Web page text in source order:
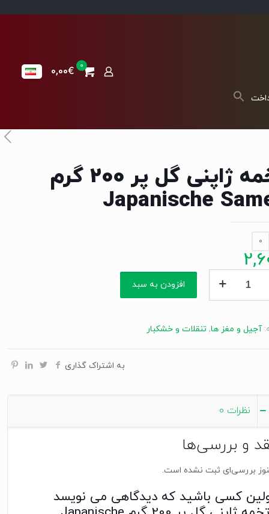
0
0,00€
تخمه ژاپنی گل پر 200 گرم
Japanische
0
افزودن به سبد
آجیل و مغز ها, تنقلات و خشکبار
به اشتراک گذاری
نظرات 0
و بررسی‌ها
بررسی‌ای ثبت نشده است.
کسی باشید که دیدگاهی می نویسد